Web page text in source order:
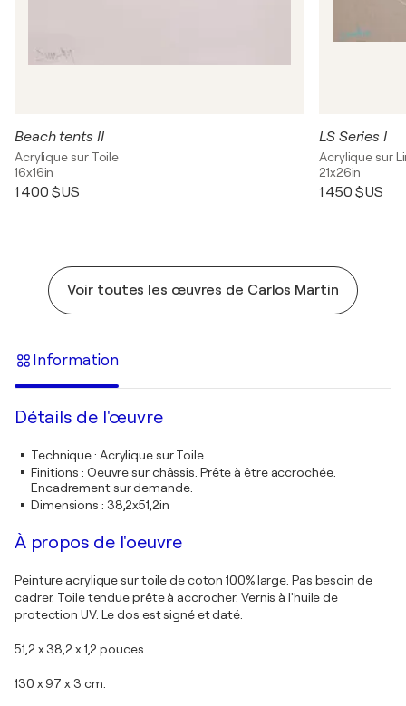
Beach tents II
Acrylique sur Toile
16x16in
1 400 $US
LS Series I
Acrylique sur
21x26in
1 450 $US
Voir toutes les œuvres de Carlos Martin
Information
Détails de l'œuvre
Technique: Acrylique sur Toile
Finitions : Oeuvre sur châssis. Prête à être accrochée.
Encadrement sur demande.
Dimensions : 38,2x51,2in
À propos de l'oeuvre
Peinture acrylique sur toile de coton 100% large. Pas besoin de
cadrer. Toile tendue prête à accrocher. Vernis à l'huile de
protection UV. Le dos est signé et daté.
51,2 x 38,2 x 1,2 pouces.
130 x 97 x 3 cm.